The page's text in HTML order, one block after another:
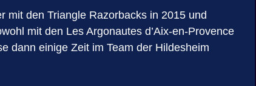
mit den Triangle Razorbacks in 2015 und
mit den Les Argonautes d’Aix-en-Provence
dann einige Zeit im Team der Hildesheim